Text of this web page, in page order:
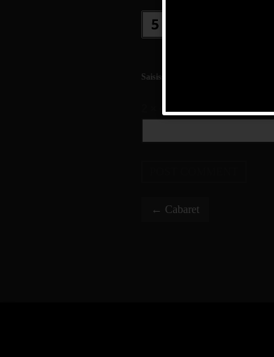
Saisissez votre réponse en chiffres
← Cabaret